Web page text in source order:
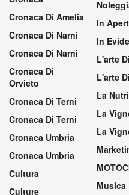
Cronaca Di Amelia
Cronaca Di Narni
Cronaca Di Narni
Cronaca Di
Orvieto
Cronaca Di Terni
Cronaca Di Terni
Cronaca Umbria
Cronaca Umbria
Cultura
Culture
In
In
L'arte
L'arte
La
La
La
Musica